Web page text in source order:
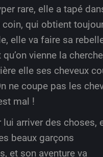
rare, elle a tapé
coin, qui obtient
elle va faire sa
vienne la
elle ses cheveux
ne coupe pas les
mal !
lui arriver des choses,
beaux garçons
et son aventure va